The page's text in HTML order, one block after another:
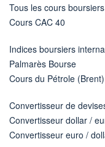
Tous les cours boursiers
Cours CAC 40
Indices boursiers
Palmarès Bourse
Cours du Pétrole (Brent)
Convertisseur de
Convertisseur dollar /
Convertisseur euro /